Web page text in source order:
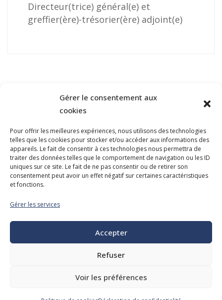
Gérer le consentement aux
cookies
Pour offrir les meilleures expériences, nous utilisons des technologies
telles que les cookies pour stocker et/ou accéder aux informations des
appareils. Le fait de consentir à ces technologies nous permettra de
traiter des données telles que le comportement de navigation ou les ID
uniques sur ce site. Le fait de ne pas consentir ou de retirer son
consentement peut avoir un effet négatif sur certaines caractéristiques
et fonctions.
Gérer les services
Accepter
Refuser
Voir les préférences
Directeur(trice) général(e) et
greffier(ère)-trésorier(ère) adjoint(e)
NOUS JOINDRE
400, boulevard Jean-Lesage
Hall Est, bureau 535